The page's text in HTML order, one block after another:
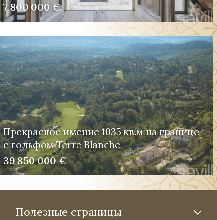
7 800 000 €
Прекрасное имение 1035 кв.м на границе
с гольфом Terre Blanche
39 850 000 €
Полезные страницы